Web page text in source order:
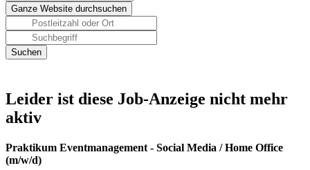
Leider ist diese Job-Anzeige nicht mehr
aktiv
Praktikum Eventmanagement - Social Media / Home Office
(m/w/d)